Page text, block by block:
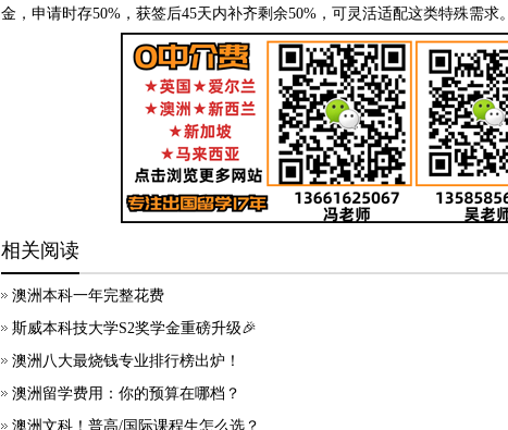
金，申请时存50%，获签后45天内补齐剩余50%，可灵活适配这类特殊需求。
相关阅读
澳洲本科一年完整花费
斯威本科技大学S2奖学金重磅升级🎉
澳洲八大最烧钱专业排行榜出炉！
澳洲留学费用：你的预算在哪档？
澳洲文科！普高/国际课程生怎么选？